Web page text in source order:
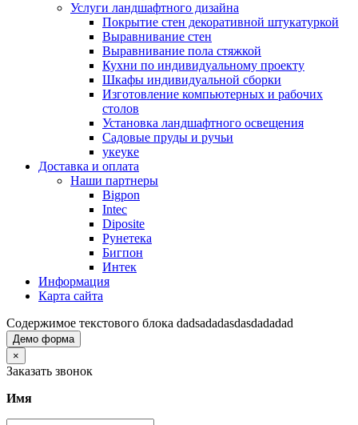
Услуги ландшафтного дизайна
Покрытие стен декоративной штукатуркой
Выравнивание стен
Выравнивание пола стяжкой
Кухни по индивидуальному проекту
Шкафы индивидуальной сборки
Изготовление компьютерных и рабочих
столов
Установка ландшафтного освещения
Садовые пруды и ручьи
укеуке
Доставка и оплата
Наши партнеры
Bigpon
Intec
Diposite
Рунетека
Бигпон
Интек
Информация
Карта сайта
Содержимое текстового блока dadsadadasdasdadadad
Демо форма
×
Заказать звонок
Имя